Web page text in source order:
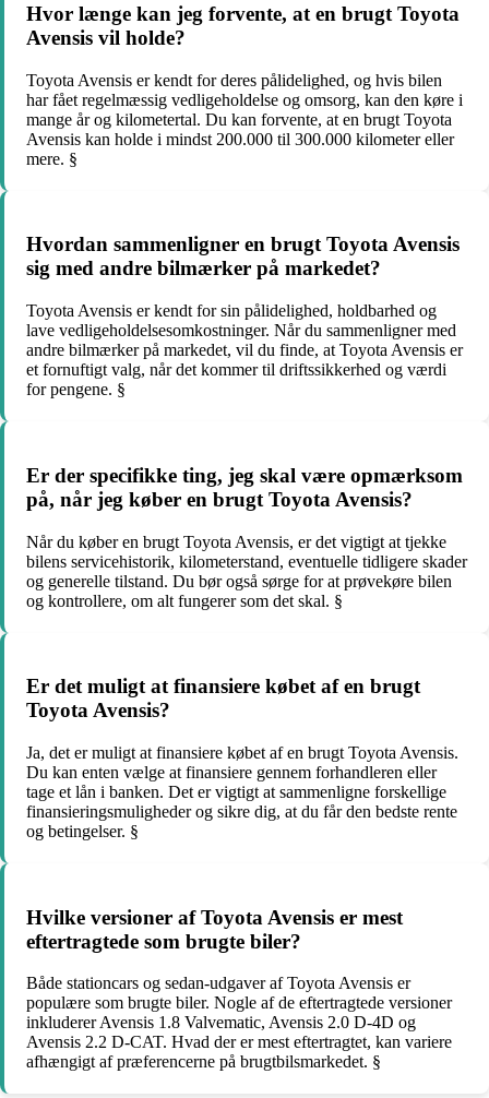
Hvor længe kan jeg forvente, at en brugt Toyota
Avensis vil holde?
Toyota Avensis er kendt for deres pålidelighed, og hvis bilen
har fået regelmæssig vedligeholdelse og omsorg, kan den køre i
mange år og kilometertal. Du kan forvente, at en brugt Toyota
Avensis kan holde i mindst 200.000 til 300.000 kilometer eller
mere. §
Hvordan sammenligner en brugt Toyota Avensis
sig med andre bilmærker på markedet?
Toyota Avensis er kendt for sin pålidelighed, holdbarhed og
lave vedligeholdelsesomkostninger. Når du sammenligner med
andre bilmærker på markedet, vil du finde, at Toyota Avensis er
et fornuftigt valg, når det kommer til driftssikkerhed og værdi
for pengene. §
Er der specifikke ting, jeg skal være opmærksom
på, når jeg køber en brugt Toyota Avensis?
Når du køber en brugt Toyota Avensis, er det vigtigt at tjekke
bilens servicehistorik, kilometerstand, eventuelle tidligere skader
og generelle tilstand. Du bør også sørge for at prøvekøre bilen
og kontrollere, om alt fungerer som det skal. §
Er det muligt at finansiere købet af en brugt
Toyota Avensis?
Ja, det er muligt at finansiere købet af en brugt Toyota Avensis.
Du kan enten vælge at finansiere gennem forhandleren eller
tage et lån i banken. Det er vigtigt at sammenligne forskellige
finansieringsmuligheder og sikre dig, at du får den bedste rente
og betingelser. §
Hvilke versioner af Toyota Avensis er mest
eftertragtede som brugte biler?
Både stationcars og sedan-udgaver af Toyota Avensis er
populære som brugte biler. Nogle af de eftertragtede versioner
inkluderer Avensis 1.8 Valvematic, Avensis 2.0 D-4D og
Avensis 2.2 D-CAT. Hvad der er mest eftertragtet, kan variere
afhængigt af præferencerne på brugtbilsmarkedet. §